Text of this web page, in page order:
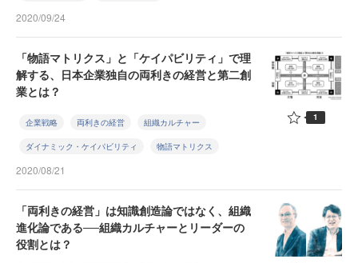
2020/09/24
「物語マトリクス」と「ケイパビリティ」で理
解する、日本企業独自の両利きの経営と第二創
業とは？
企業戦略 両利きの経営 組織カルチャー
ダイナミック・ケイパビリティ 物語マトリクス
2020/08/21
1
「両利きの経営」は知識創造論ではなく、組織
進化論である──組織カルチャーとリーダーの
役割とは？